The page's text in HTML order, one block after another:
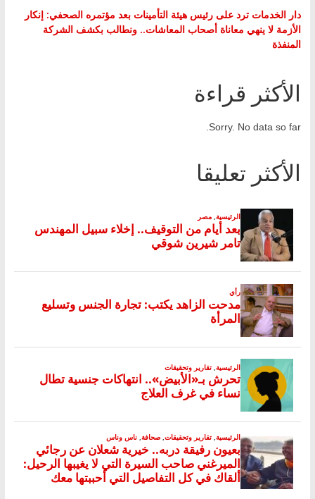
دار الخدمات ترد على رئيس هيئة التأمينات بعد مؤتمره الصحفي: إنكار
الأزمة لا ينهي معاناة أصحاب المعاشات.. ونطالب بكشف الشركة
المنفذة
الأكثر قراءة
Sorry. No data so far.
الأكثر تعليقا